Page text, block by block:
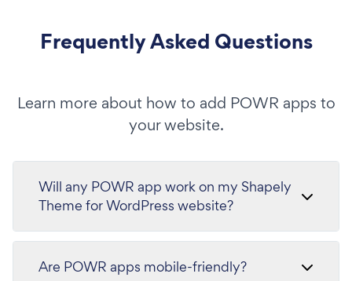
Frequently Asked Questions
Learn more about how to add POWR apps to
your website.
Will any POWR app work on my Shapely
Theme for WordPress website?
Are POWR apps mobile-friendly?